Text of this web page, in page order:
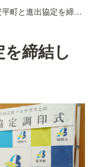
安平町と進出協定を締結しました
締結し